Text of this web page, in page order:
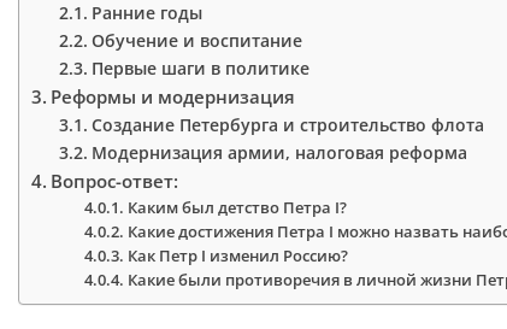
Ранние годы
Обучение и воспитание
Первые шаги в политике
Реформы и модернизация
Создание Петербурга и строительство флота
Модернизация армии, налоговая реформа
Вопрос-ответ:
Каким был детство Петра I?
Какие достижения Петра I можно назвать
Как Петр I изменил Россию?
Какие были противоречия в личной жизни